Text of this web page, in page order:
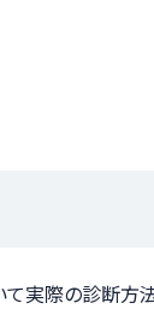
実際の診断方